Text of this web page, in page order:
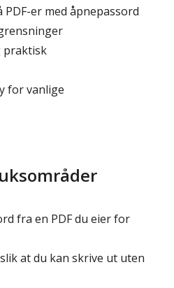
PDF-er med åpnepassord
praktisk
for vanlige
fra en PDF du eier for
at du kan skrive ut uten